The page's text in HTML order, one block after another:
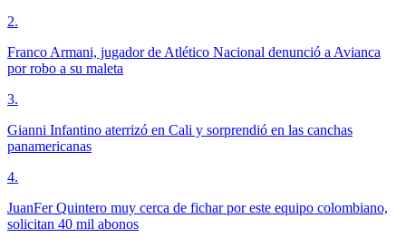
2.
Franco Armani, jugador de Atlético Nacional denunció a Avianca
por robo a su maleta
3.
Gianni Infantino aterrizó en Cali y sorprendió en las canchas
panamericanas
4.
JuanFer Quintero muy cerca de fichar por este equipo colombiano,
solicitan 40 mil abonos